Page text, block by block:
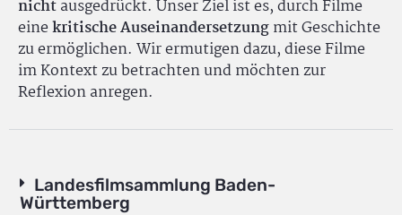
nichtausgedrückt. Unser Ziel ist es, durch Filme
einekritische Auseinandersetzungmit Geschichte
zu ermöglichen. Wir ermutigen dazu, diese Filme
im Kontext zu betrachten und möchten zur
Reflexion anregen.
Landesfilmsammlung Baden-
Württemberg